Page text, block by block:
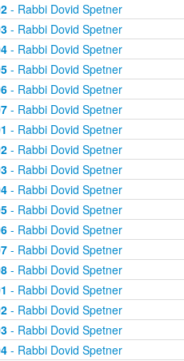
- Rabbi Dovid Spetner
- Rabbi Dovid Spetner
- Rabbi Dovid Spetner
- Rabbi Dovid Spetner
- Rabbi Dovid Spetner
- Rabbi Dovid Spetner
- Rabbi Dovid Spetner
- Rabbi Dovid Spetner
- Rabbi Dovid Spetner
- Rabbi Dovid Spetner
- Rabbi Dovid Spetner
- Rabbi Dovid Spetner
- Rabbi Dovid Spetner
- Rabbi Dovid Spetner
- Rabbi Dovid Spetner
- Rabbi Dovid Spetner
- Rabbi Dovid Spetner
- Rabbi Dovid Spetner